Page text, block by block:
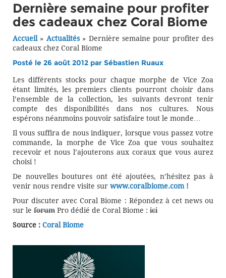
Dernière semaine pour profiter
des cadeaux chez Coral Biome
Accueil» Actualités» Dernière semaine pour profiter des
cadeaux chez Coral Biome
Posté le 26 août 2012 par Sébastien Ruaux
Les différents stocks pour chaque morphe de Vice Zoa
étant limités, les premiers clients pourront choisir dans
l’ensemble de la collection, les suivants devront tenir
compte des disponibilités dans nos cultures. Nous
espérons néanmoins pouvoir satisfaire tout le monde…
Il vous suffira de nous indiquer, lorsque vous passez votre
commande, la morphe de Vice Zoa que vous souhaitez
recevoir et nous l’ajouterons aux coraux que vous aurez
choisi !
De nouvelles boutures ont été ajoutées, n’hésitez pas à
venir nous rendre visite sur www.coralbiome.com !
Pour discuter avec Coral Biome : Répondez à cet news ou
sur le forum Pro dédié de Coral Biome : ici
Source : Coral Biome